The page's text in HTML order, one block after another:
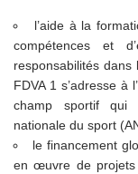
l’aide à la
compétences et
responsabilités
FDVA 1 s’adresse à
champ sportif qui
nationale du sport
le financement
en œuvre de projets